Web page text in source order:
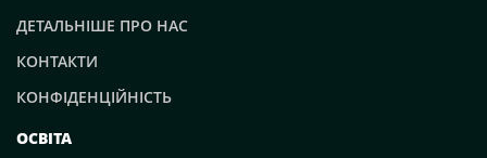
ДЕТАЛЬНІШЕ ПРО НАС
КОНТАКТИ
КОНФІДЕНЦІЙНІСТЬ
ОСВІТА